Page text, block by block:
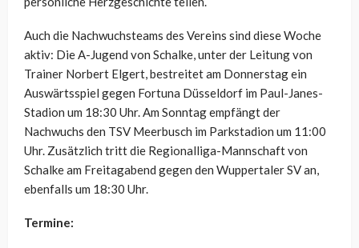
Auch die Nachwuchsteams des Vereins sind diese Woche
aktiv: Die A-Jugend von Schalke, unter der Leitung von
Trainer Norbert Elgert, bestreitet am Donnerstag ein
Auswärtsspiel gegen Fortuna Düsseldorf im Paul-Janes-
Stadion um 18:30 Uhr. Am Sonntag empfängt der
Nachwuchs den TSV Meerbusch im Parkstadion um 11:00
Uhr. Zusätzlich tritt die Regionalliga-Mannschaft von
Schalke am Freitagabend gegen den Wuppertaler SV an,
ebenfalls um 18:30 Uhr.
Termine: